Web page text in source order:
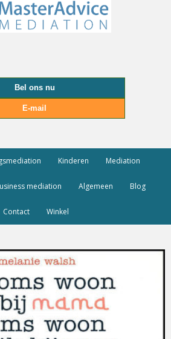
Bel ons nu
E-mail
Kinderen Mediation
mediation Algemeen Blog
Contact Winkel